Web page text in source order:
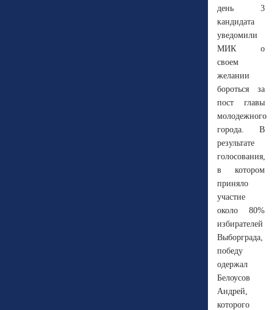
день 3
кандидата
уведомили
МИК о
своем
желании
бороться за
пост главы
молодежного
города. В
результате
голосования,
в котором
приняло
участие
около 80%
избирателей
Выборграда,
победу
одержал
Белоусов
Андрей,
которого